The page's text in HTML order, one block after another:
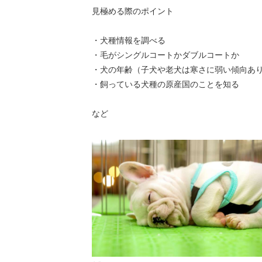
見極める際のポイント
・犬種情報を調べる
・毛がシングルコートかダブルコートか
・犬の年齢（子犬や老犬は寒さに弱い傾向あ
・飼っている犬種の原産国のことを知る
など